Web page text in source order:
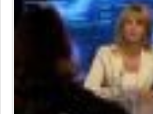
Categories
Organization playlists